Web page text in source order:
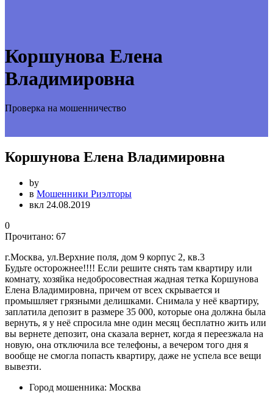
Коршунова Елена
Владимировна
Проверка на мошенничество
Коршунова Елена Владимировна
by
в Мошенники Риэлторы
вкл 24.08.2019
0
Прочитано: 67
г.Москва, ул.Верхние поля, дом 9 корпус 2, кв.3
Будьте осторожнее!!!! Если решите снять там квартиру или
комнату, хозяйка недобросовестная жадная тетка Коршунова
Елена Владимировна, причем от всех скрывается и
промышляет грязными делишками. Снимала у неё квартиру,
заплатила депозит в размере 35 000, которые она должна была
вернуть, я у неё спросила мне один месяц бесплатно жить или
вы вернете депозит, она сказала вернет, когда я переезжала на
новую, она отключила все телефоны, а вечером того дня я
вообще не смогла попасть квартиру, даже не успела все вещи
вывезти.
Город мошенника: Москва